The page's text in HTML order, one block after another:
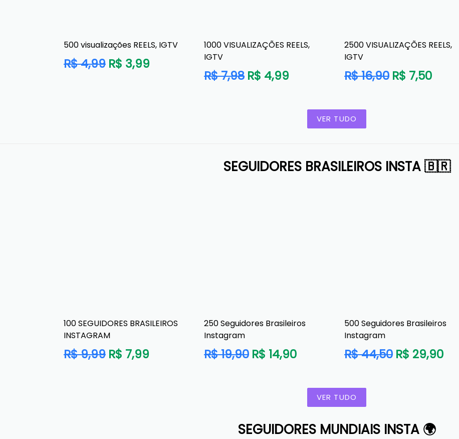
500 visualizações REELS, IGTV
Preço
normal
R$ 4,99 R$ 3,99
1000 VISUALIZAÇÕES REELS,
IGTV
Preço
normal
R$ 7,98 R$ 4,99
2500 VISUALIZAÇÕES REELS,
IGTV
Preço
normal
R$ 16,90 R$ 7,50
VER TUDO
SEGUIDORES BRASILEIROS INSTA 🇧🇷
100 SEGUIDORES BRASILEIROS
INSTAGRAM
Preço
normal
R$ 9,99 R$ 7,99
250 Seguidores Brasileiros
Instagram
Preço
normal
R$ 19,90 R$ 14,90
500 Seguidores Brasileiros
Instagram
Preço
R$ 44,50 R$ 29,90
VER TUDO
SEGUIDORES MUNDIAIS INSTA 🌍